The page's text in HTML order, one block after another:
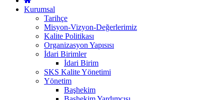
Kurumsal
Tarihçe
Misyon-Vizyon-Değerlerimiz
Kalite Politikası
Organizasyon Yapısısı
İdari Birimler
İdari Birim
SKS Kalite Yönetimi
Yönetim
Başhekim